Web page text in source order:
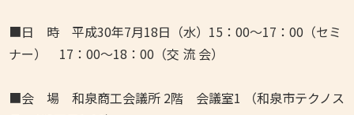
■日 時 平成30年7月18日（水）15：00～17：00（セミ
ナー） 17：00～18：00（交 流 会）
■会 場 和泉商工会議所 2階 会議室1 （和泉市テクノス